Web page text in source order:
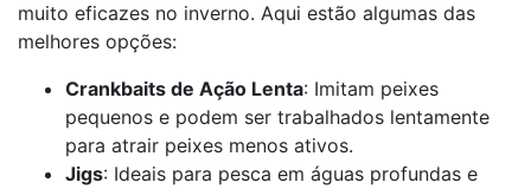
muito eficazes no inverno. Aqui estão algumas das
melhores opções:
Crankbaits de Ação Lenta: Imitam peixes
pequenos e podem ser trabalhados lentamente
para atrair peixes menos ativos.
Jigs: Ideais para pesca em águas profundas e